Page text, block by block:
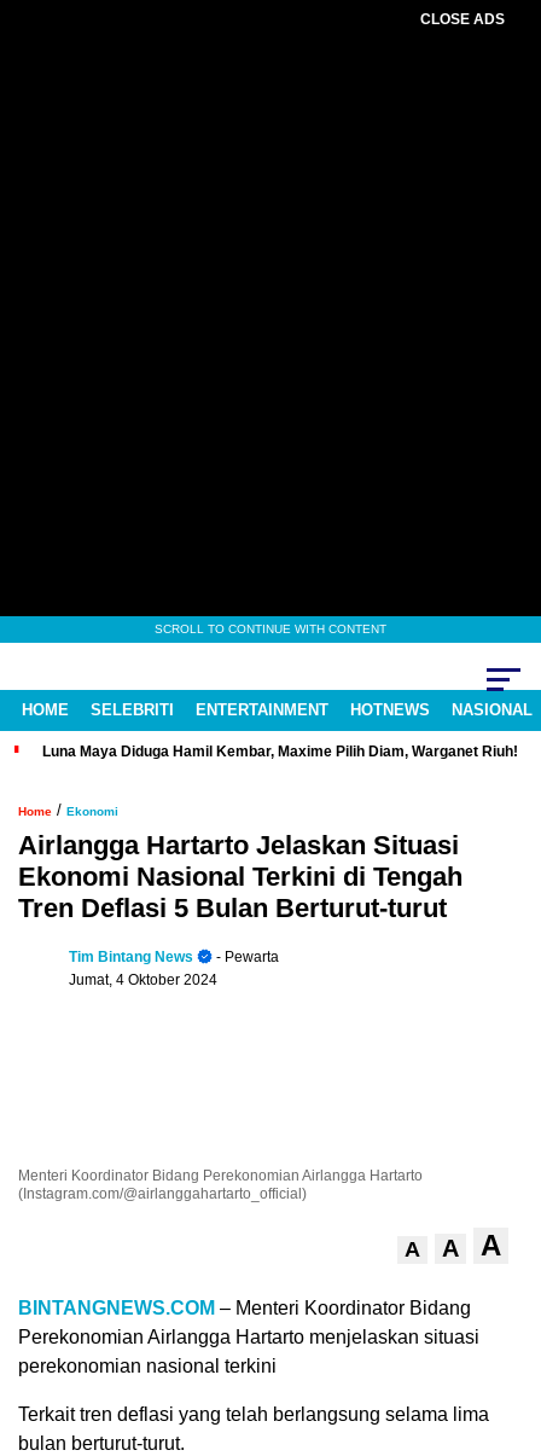
CLOSE ADS
SCROLL TO CONTINUE WITH CONTENT
HOME SELEBRITI ENTERTAINMENT HOTNEWS NASIONAL
Luna Maya Diduga Hamil Kembar, Maxime Pilih Diam, Warganet Riuh!
Home / Ekonomi
Airlangga Hartarto Jelaskan Situasi
Ekonomi Nasional Terkini di Tengah
Tren Deflasi 5 Bulan Berturut-turut
Tim Bintang News
- Pewarta
Jumat, 4 Oktober 2024
Menteri Koordinator Bidang Perekonomian Airlangga Hartarto
(Instagram.com/@airlanggahartarto_official)
A A A
BINTANGNEWS.COM – Menteri Koordinator Bidang
Perekonomian Airlangga Hartarto menjelaskan situasi
perekonomian nasional terkini
Terkait tren deflasi yang telah berlangsung selama lima
bulan berturut-turut.